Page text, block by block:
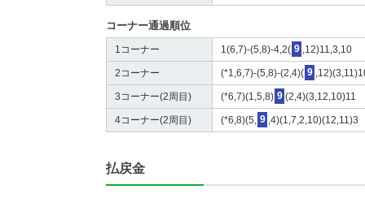
コーナー通過順位
1コーナー 1(6,7)-(5,8)-4,2( 9 ,12)11,3,10
2コーナー (*1,6,7)-(5,8)-(2,4)( 9
3コーナー(2周目) (*6,7)(1,5,8) 9 (2,4)(3,12,10)11
4コーナー(2周目) (*6,8)(5, 9 ,4)(1,7,2,10)(12,11)3
払戻金